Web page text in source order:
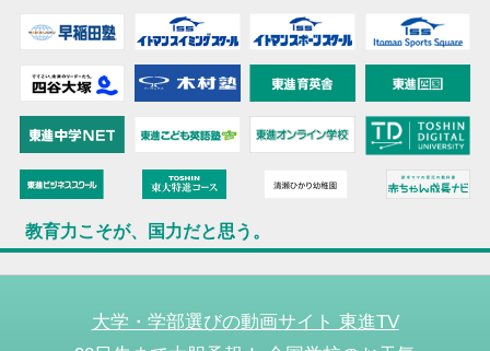
教育力こそが、国力だと思う。
大学・学部選びの動画サイト 東進TV